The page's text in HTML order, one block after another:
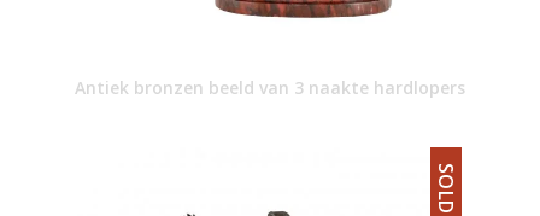
Antiek bronzen beeld van 3 naakte hardlopers
SOLD